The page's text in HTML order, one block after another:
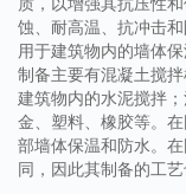
蚀、耐高温、抗冲击
用于建筑物内的墙体
制备主要有混凝土搅
建筑物内的水泥搅拌
金、塑料、橡胶等。
部墙体保温和防水。
同，因此其制备的工艺